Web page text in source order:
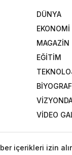
DÜNYA
EKONOMİ
MAGAZİN
EĞİTİM
VİDEO
içerikleri izin